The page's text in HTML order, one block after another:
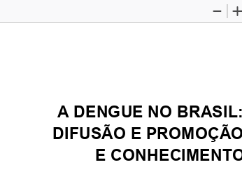
Zoom
A DENGUE NO BRASIL:
DIFUSÃO E PROMOÇÃO
E